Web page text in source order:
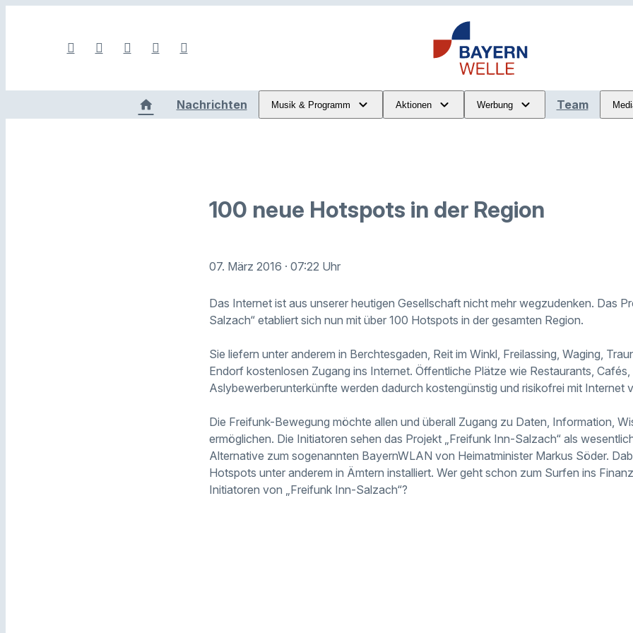
Nachrichten Musik & Programm Aktionen Werbung Team
100 neue Hotspots in der Region
07. März 2016 · 07:22 Uhr
Das Internet ist aus unserer heutigen Gesellschaft nicht mehr wegzudenken. Das
Salzach“ etabliert sich nun mit über 100 Hotspots in der gesamten Region.
Sie liefern unter anderem in Berchtesgaden, Reit im Winkl, Freilassing, Waging,
Endorf kostenlosen Zugang ins Internet. Öffentliche Plätze wie Restaurants,
Aslybewerberunterkünfte werden dadurch kostengünstig und risikofrei mit Internet
Die Freifunk-Bewegung möchte allen und überall Zugang zu Daten, Information,
ermöglichen. Die Initiatoren sehen das Projekt „Freifunk Inn-Salzach“ als
Alternative zum sogenannten BayernWLAN von Heimatminister Markus Söder.
Hotspots unter anderem in Ämtern installiert. Wer geht schon zum Surfen ins
Initiatoren von „Freifunk Inn-Salzach“?